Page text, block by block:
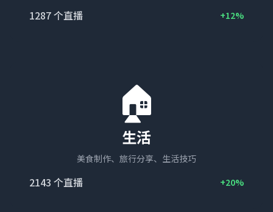
1287个直播 +12%
🏠
生活
美食制作、旅行分享、生活技巧
2143 个直播 +20%